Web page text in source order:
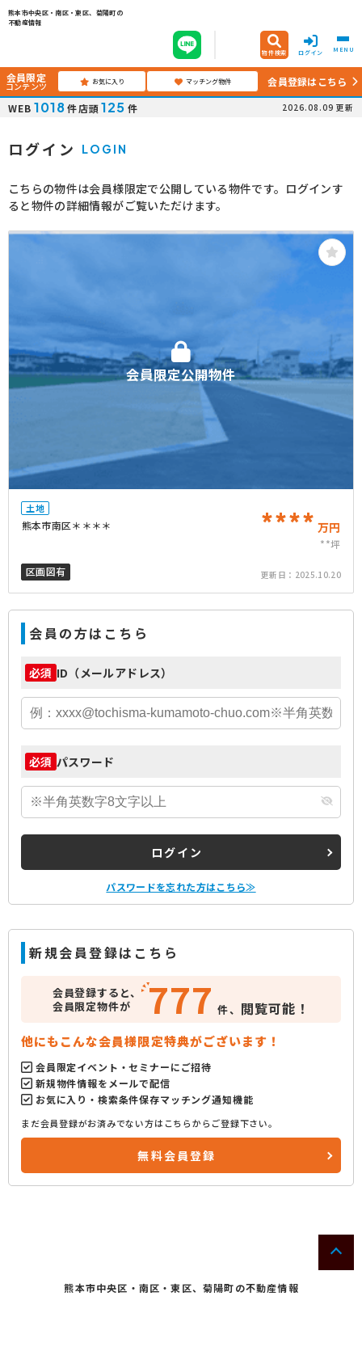
熊本市中央区・南区・東区、菊陽町の
不動産情報
物件検索 ログイン MENU
会員限定
コンテンツ お気に入り マッチング物件
会員登録はこちら
WEB 1018 件店頭125 件 2026.08.09 更新
ログイン LOGIN
こちらの物件は会員様限定で公開している物件です。ログインす
ると物件の詳細情報がご覧いただけます。
会員限定公開物件
土地
熊本市南区＊＊＊＊ **** 万円
**坪
区画図有
更新日： 2025.10.20
会員の方はこちら
必須 ID（メールアドレス）
必須 パスワード
ログイン
パスワードを忘れた方はこちら≫
新規会員登録はこちら
会員登録すると、
会員限定物件が
777 件、 閲覧可能！
他にもこんな会員様限定特典がございます！
会員限定イベント・セミナーにご招待
新規物件情報をメールで配信
お気に入り・検索条件保存マッチング通知機能
まだ会員登録がお済みでない方はこちらからご登録下さい。
無料会員登録
熊本市中央区・南区・東区、菊陽町の不動産情報